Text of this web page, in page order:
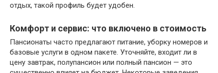
отдых, такой профиль будет удобен.
Комфорт и сервис: что включено в стоимость
Пансионаты часто предлагают питание, уборку номеров и
базовые услуги в одном пакете. Уточняйте, входит ли в
цену завтрак, полупансион или полный пансион — это